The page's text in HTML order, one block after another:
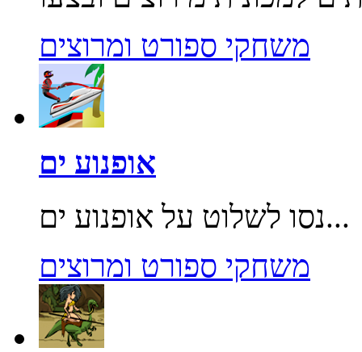
משחקי ספורט ומרוצים
אופנוע ים
נסו לשלוט על אופנוע ים...
משחקי ספורט ומרוצים